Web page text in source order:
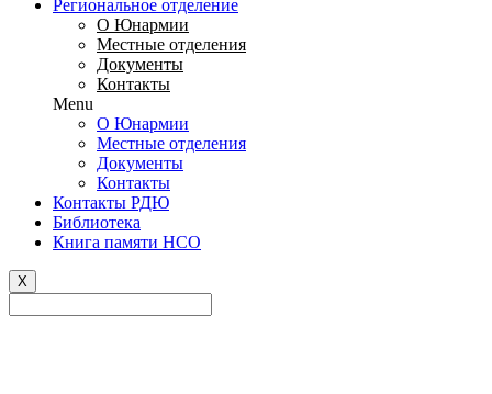
Региональное отделение
О Юнармии
Местные отделения
Документы
Контакты
Menu
О Юнармии
Местные отделения
Документы
Контакты
Контакты РДЮ
Библиотека
Книга памяти НСО
X